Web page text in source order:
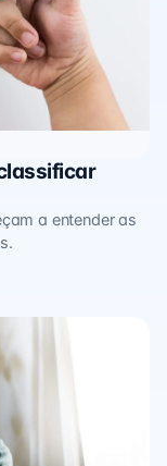
a entender as